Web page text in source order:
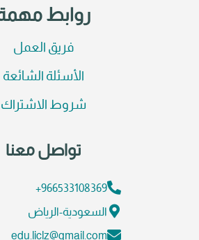
روابط
فريق العمل
الأسئلة الشائعة
شروط الاشتراك
تواصل معنا
966533108369+
السعودية-الرياض
edu.liclz@gmail.com